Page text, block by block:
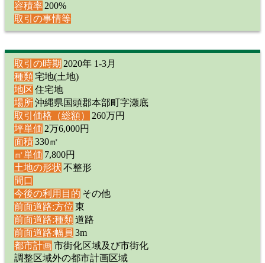
容積率200%
取引の事情等
取引の時期 2020年 1-3月
種類 宅地(土地)
地区 住宅地
場所沖縄県国頭郡本部町字瀬底
取引価格（総額）
260万円
坪単価 2万6,000円
面積330㎡
㎡単価 7,800円
土地の形状 不整形
間口
今後の利用目的 その他
前面道路:方位 東
前面道路:種類 道路
前面道路:幅員 3m
都市計画 市街化区域及び市街化
調整区域外の都市計画区域